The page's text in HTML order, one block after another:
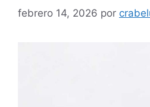
febrero 14, 2026 por